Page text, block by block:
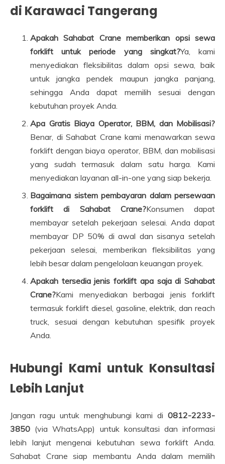
di Karawaci Tangerang
Apakah Sahabat Crane memberikan opsi sewa
forklift untuk periode yang singkat?Ya, kami
menyediakan fleksibilitas dalam opsi sewa, baik
untuk jangka pendek maupun jangka panjang,
sehingga Anda dapat memilih sesuai dengan
kebutuhan proyek Anda.
Apa Gratis Biaya Operator, BBM, dan Mobilisasi?
Benar, di Sahabat Crane kami menawarkan sewa
forklift dengan biaya operator, BBM, dan mobilisasi
yang sudah termasuk dalam satu harga. Kami
menyediakan layanan all-in-one yang siap bekerja.
Bagaimana sistem pembayaran dalam persewaan
forklift di Sahabat Crane?Konsumen dapat
membayar setelah pekerjaan selesai. Anda dapat
membayar DP 50% di awal dan sisanya setelah
pekerjaan selesai, memberikan fleksibilitas yang
lebih besar dalam pengelolaan keuangan proyek.
Apakah tersedia jenis forklift apa saja di Sahabat
Crane?Kami menyediakan berbagai jenis forklift
termasuk forklift diesel, gasoline, elektrik, dan reach
truck, sesuai dengan kebutuhan spesifik proyek
Anda.
Hubungi Kami untuk Konsultasi
Lebih Lanjut
Jangan ragu untuk menghubungi kami di 0812-2233-
3850 (via WhatsApp) untuk konsultasi dan informasi
lebih lanjut mengenai kebutuhan sewa forklift Anda.
Sahabat Crane siap membantu Anda dalam memilih